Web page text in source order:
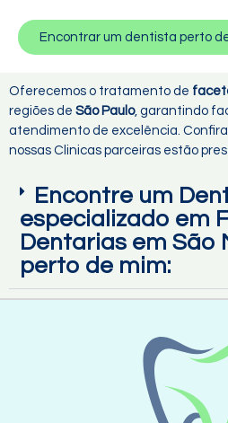
Encontrar um dentista perto
Oferecemos o tratamento de
regiões de São Paulo, garantindo
atendimento de excelência.
nossas Clinicas parceiras estão
Encontre um
especializado em
Dentarias em São
perto de mim: